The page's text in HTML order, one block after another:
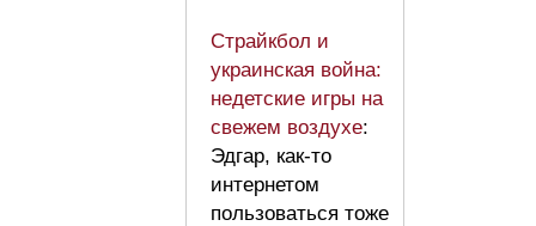
Страйкбол и
украинская война:
недетские игры на
свежем воздухе:
Эдгар, как-то
интернетом
пользоваться тоже